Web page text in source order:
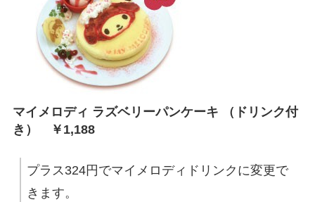
マイメロディ ラズベリーパンケーキ （ドリンク付
き） ￥1,188
プラス324円でマイメロディドリンクに変更で
きます。